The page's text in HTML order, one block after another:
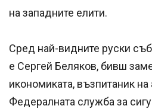
на западните елити.
Сред най-видните руски
е Сергей Беляков, бивш
икономиката, възпитаник
Федералната служба за